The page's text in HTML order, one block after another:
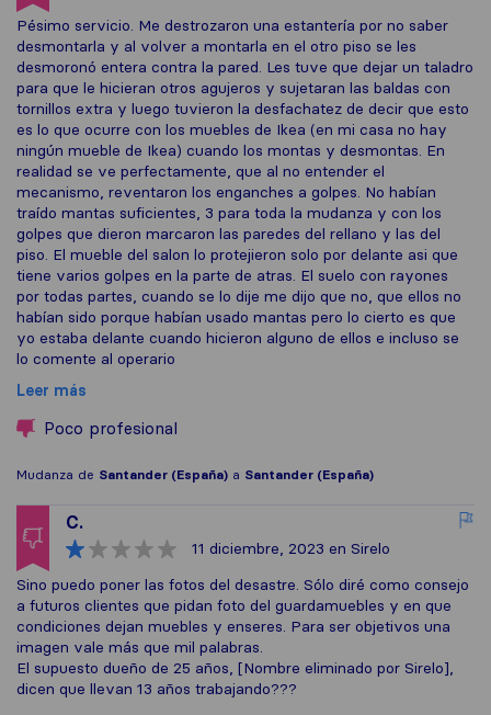
Pésimo servicio. Me destrozaron una estantería por no saber
desmontarla y al volver a montarla en el otro piso se les
desmoronó entera contra la pared. Les tuve que dejar un taladro
para que le hicieran otros agujeros y sujetaran las baldas con
tornillos extra y luego tuvieron la desfachatez de decir que esto
es lo que ocurre con los muebles de Ikea (en mi casa no hay
ningún mueble de Ikea) cuando los montas y desmontas. En
realidad se ve perfectamente, que al no entender el
mecanismo, reventaron los enganches a golpes. No habían
traído mantas suficientes, 3 para toda la mudanza y con los
golpes que dieron marcaron las paredes del rellano y las del
piso. El mueble del salon lo protejieron solo por delante asi que
tiene varios golpes en la parte de atras. El suelo con rayones
por todas partes, cuando se lo dije me dijo que no, que ellos no
habían sido porque habían usado mantas pero lo cierto es que
yo estaba delante cuando hicieron alguno de ellos e incluso se
lo comente al operario
Leer más
Poco profesional
Mudanza de Santander (España) a Santander (España)
C.
11 diciembre, 2023 en Sirelo
Sino puedo poner las fotos del desastre. Sólo diré como consejo
a futuros clientes que pidan foto del guardamuebles y en que
condiciones dejan muebles y enseres. Para ser objetivos una
imagen vale más que mil palabras.
El supuesto dueño de 25 años, [Nombre eliminado por Sirelo],
dicen que llevan 13 años trabajando???